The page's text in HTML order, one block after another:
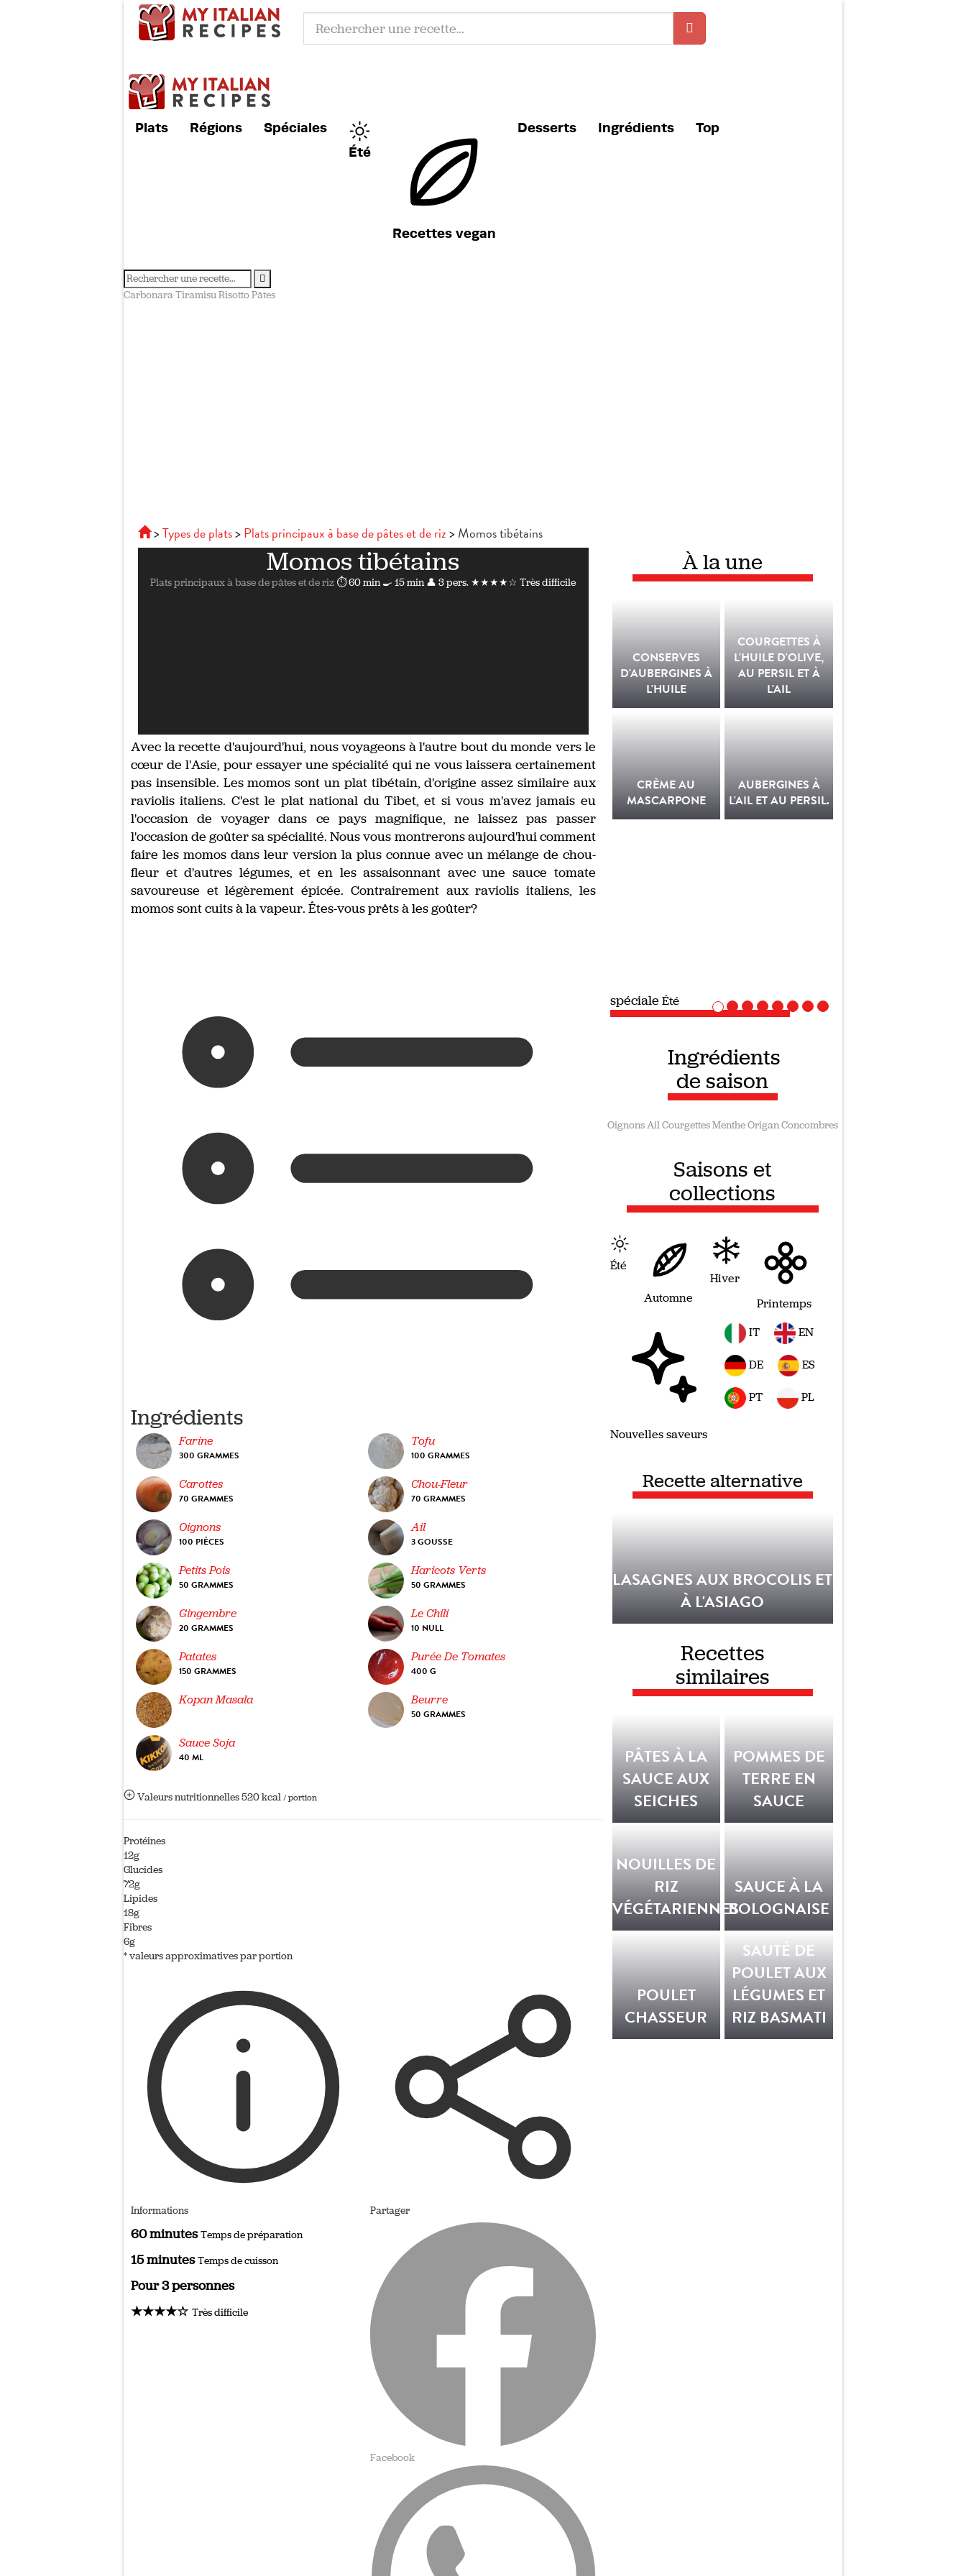
Plats Régions
Spéciales
Été
Recettes vegan
Desserts Ingrédients Top
CarbonaraTiramisuRisottoPâtes
Types de plats Plats principaux à base de pâtes et de riz Momos tibétains
Momos tibétains
Plats principaux à base de pâtes et de riz ⏱ 60 min🍳 15 min👤 3 pers. ★★★★☆ Très difficile
Avec la recette d'aujourd'hui, nous voyageons à l'autre bout du monde vers le
cœur de l'Asie, pour essayer une spécialité qui ne vous laissera certainement
pas insensible. Les momos sont un plat tibétain, d'origine assez similaire aux
raviolis italiens. C'est le plat national du Tibet, et si vous m'avez jamais eu
l'occasion de voyager dans ce pays magnifique, ne laissez pas passer
l'occasion de goûter sa spécialité. Nous vous montrerons aujourd'hui comment
faire les momos dans leur version la plus connue avec un mélange de chou-
fleur et d'autres légumes, et en les assaisonnant avec une sauce tomate
savoureuse et légèrement épicée. Contrairement aux raviolis italiens, les
momos sont cuits à la vapeur. Êtes-vous prêts à les goûter?
Ingrédients
Farine
300 GRAMMES
Tofu
100 GRAMMES
Carottes
70 GRAMMES
Chou-Fleur
70 GRAMMES
Oignons
100 PIÈCES
Ail
3 GOUSSE
Petits Pois
50 GRAMMES
Haricots Verts
50 GRAMMES
Gingembre
20 GRAMMES
Le Chili
10 NULL
Patates
150 GRAMMES
Purée De Tomates
400 G
Kopan Masala Beurre
50 GRAMMES
Sauce Soja
40 ML
Valeurs nutritionnelles520 kcal/ portion
Protéines
12g
Glucides
72g
Lipides
18g
Fibres
6g
* valeurs approximatives par portion
Informations
60 minutesTemps de préparation
15 minutesTemps de cuisson
Pour 3 personnes
★★★★☆ Très difficile
Partager
Facebook
À la une
CONSERVES
D'AUBERGINES À
L'HUILE
COURGETTES À
L'HUILE D'OLIVE,
AU PERSIL ET À
L'AIL
CRÈME AU
MASCARPONE
AUBERGINES À
L'AIL ET AU PERSIL.
spéciale Recettes vegan
Ingrédients
de saison
OignonsAilCourgettesMentheOriganConcombres
Saisons et
collections
Été
Automne
Hiver
Printemps
Nouvelles saveurs
IT EN
DE ES
PT PL
Recette alternative
LASAGNES AUX BROCOLIS ET
À L'ASIAGO
Recettes
similaires
PÂTES À LA
SAUCE AUX
SEICHES
POMMES DE
TERRE EN
SAUCE
NOUILLES DE
RIZ
VÉGÉTARIENNES
SAUCE À LA
BOLOGNAISE
POULET
CHASSEUR
SAUTÉ DE
POULET AUX
LÉGUMES ET
RIZ BASMATI